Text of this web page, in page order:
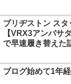
ブリヂストン ス
【VRX3アンバサ
で早速履き替えた
ブログ始めて1年